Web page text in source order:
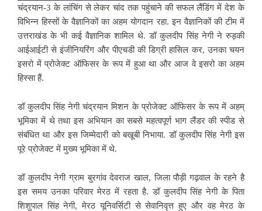
चंद्रयान-3 के लांचिंग से लेकर चांद तक पहुंचाने की सफल लैंडिंग में देश के
विभिन्न हिस्सों के वैज्ञानिकों का अहम योगदान रहा. इन वैज्ञानिकों की टीम में
उत्तराखंड के भी कई वैज्ञानिक शामिल थे. डॉ कुलदीप सिंह नेगी ने रुड़की
आईआईटी से इंजीनियरिंग और पीएचडी की डिग्री हासिल कर, उनका चयन
इसरो में प्रोजेक्ट ऑफिसर के रूप में हुआ था और आज वे इसरो का अहम
हिस्सा हैं.
डॉ कुलदीप सिंह नेगी चंद्रयान मिशन के प्रोजेक्ट ऑफिसर के रूप में अहम्
भूमिका में थे तथा इस अभियान का सबसे महत्वपूर्ण भाग लैंडर की स्पीड से
संबंधित था और इस जिम्मेदारी को बखूबी निभाया. डॉ कुलदीप सिंह नेगी इस
पूरे प्रोजेक्ट में मुख्य भूमिका में थे.
डॉ कुलदीप नेगी ग्राम बुरगांव देवराज खाल, जिला पौड़ी गढ़वाल के रहने है
इस समय उनका परिवार मेरठ में रहता है. डॉ कुलदीप सिंह नेगी के पिता
शिशुपाल सिंह नेगी, मेरठ यूनिवर्सिटी से सेवानिवृत्त हुए और वह मेरठ के